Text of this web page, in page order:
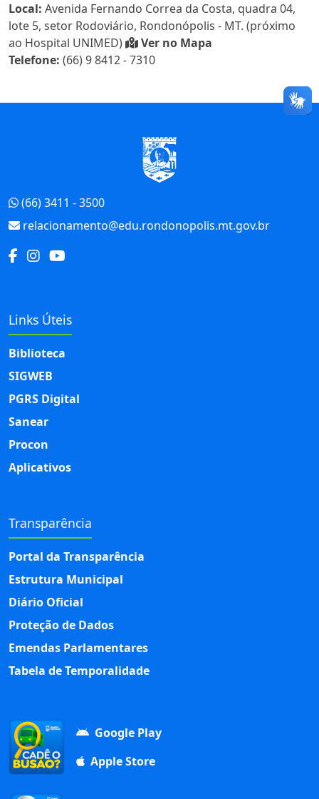
Local: Avenida Fernando Correa da Costa, quadra 04,
lote 5, setor Rodoviário, Rondonópolis - MT. (próximo
ao Hospital UNIMED)
Ver no Mapa
Telefone: (66) 9 8412 - 7310
(66) 3411 - 3500
relacionamento@edu.rondonopolis.mt.gov.br
Links Úteis
Biblioteca
SIGWEB
PGRS Digital
Sanear
Procon
Aplicativos
Transparência
Portal da Transparência
Estrutura Municipal
Diário Oficial
Proteção de Dados
Emendas Parlamentares
Tabela de Temporalidade
Google Play
Apple Store